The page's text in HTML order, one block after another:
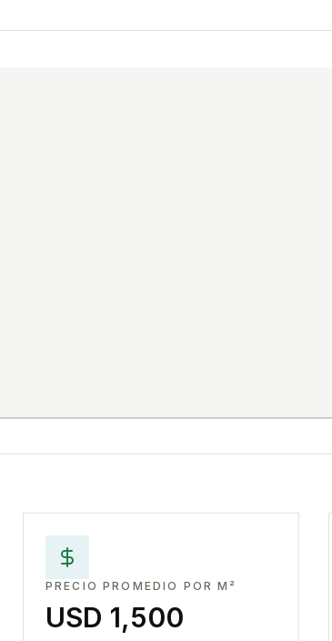
PRECIO PROMEDIO POR M²
USD 1,500